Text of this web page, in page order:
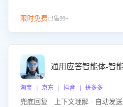
限时免费已售99+
通用应答智能体-智
淘宝 | 京东 | 抖音 | 拼多多
兜底回复 · 上下文理解 · 自动发送